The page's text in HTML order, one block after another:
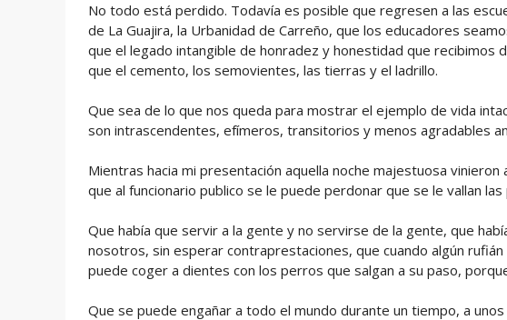
No todo está perdido. Todavía es posible que regresen a las
de La Guajira, la Urbanidad de Carreño, que los educadores
que el legado intangible de honradez y honestidad que recibimos
que el cemento, los semovientes, las tierras y el ladrillo.
Que sea de lo que nos queda para mostrar el ejemplo de vida
son intrascendentes, efímeros, transitorios y menos agradables
Mientras hacia mi presentación aquella noche majestuosa
que al funcionario publico se le puede perdonar que se le vallan
Que había que servir a la gente y no servirse de la gente, que
nosotros, sin esperar contraprestaciones, que cuando algún
puede coger a dientes con los perros que salgan a su paso,
Que se puede engañar a todo el mundo durante un tiempo, a